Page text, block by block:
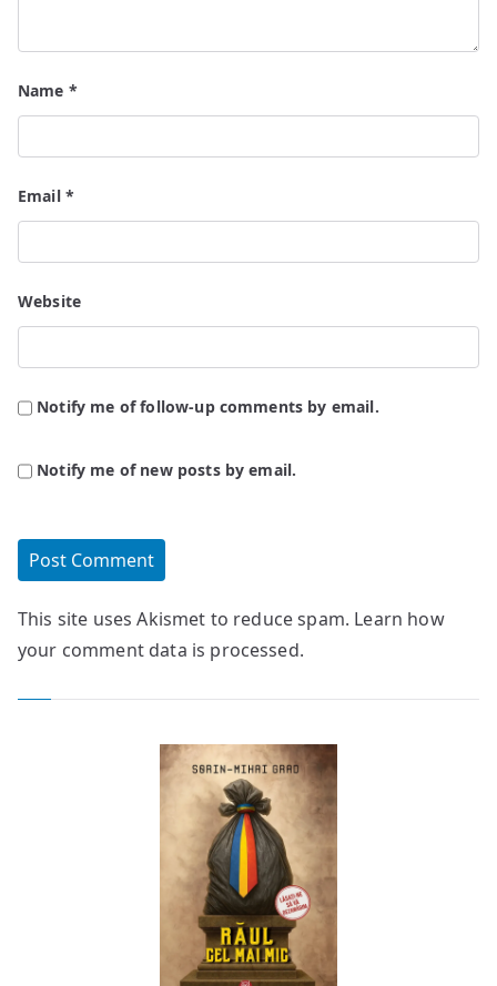
Name *
Email *
Website
Notify me of follow-up comments by email.
Notify me of new posts by email.
This site uses Akismet to reduce spam. Learn how
your comment data is processed.